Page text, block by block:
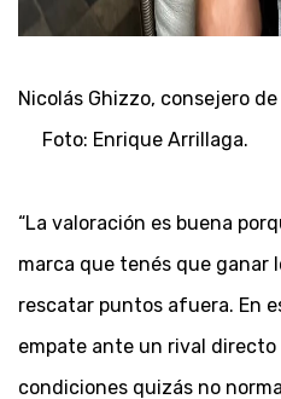
Nicolás Ghizzo, consejero
Foto: Enrique Arrillaga.
“La valoración es buena
marca que tenés que ganar
rescatar puntos afuera. En
empate ante un rival
condiciones quizás no